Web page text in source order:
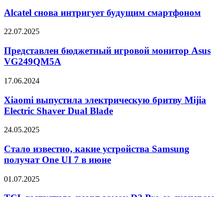
интригует
будущим
смартфоном
Alcatel снова интригует будущим смартфоном
Представлен
игровой
монитор
Asus
22.07.2025
Представлен бюджетный игровой монитор Asus
VG249QM5A
Xiaomi
электрическую
бритву
Mijia
Shaver
Blade
17.06.2024
Xiaomi выпустила электрическую бритву Mijia
Electric Shaver Dual Blade
Стало
какие
устройства
Samsung
One
24.05.2025
Стало известно, какие устройства Samsung
получат One UI 7 в июне
TCL
01.07.2025